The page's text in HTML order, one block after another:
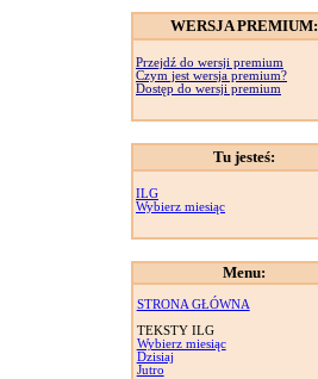
WERSJA PREMIUM:
Przejdź do wersji premium
Czym jest wersja premium?
Dostęp do wersji premium
Tu jesteś:
ILG
Wybierz miesiąc
Menu:
STRONA GŁÓWNA
TEKSTY ILG
Wybierz miesiąc
Dzisiaj
Jutro